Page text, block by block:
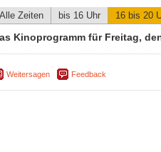
Alle Zeiten bis 16 Uhr 16 bis 20
Kinoprogramm für Freitag,
Weitersagen Feedback